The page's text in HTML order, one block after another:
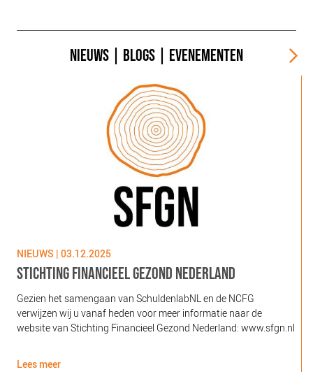
NIEUWS BLOGS EVENEMENTEN
NIEUWS | 03.12.2025
STICHTING FINANCIEEL GEZOND NEDERLAND
Gezien het samengaan van SchuldenlabNL en de NCFG
verwijzen wij u vanaf heden voor meer informatie naar de
website van Stichting Financieel Gezond Nederland: www.sfgn.nl
Lees meer